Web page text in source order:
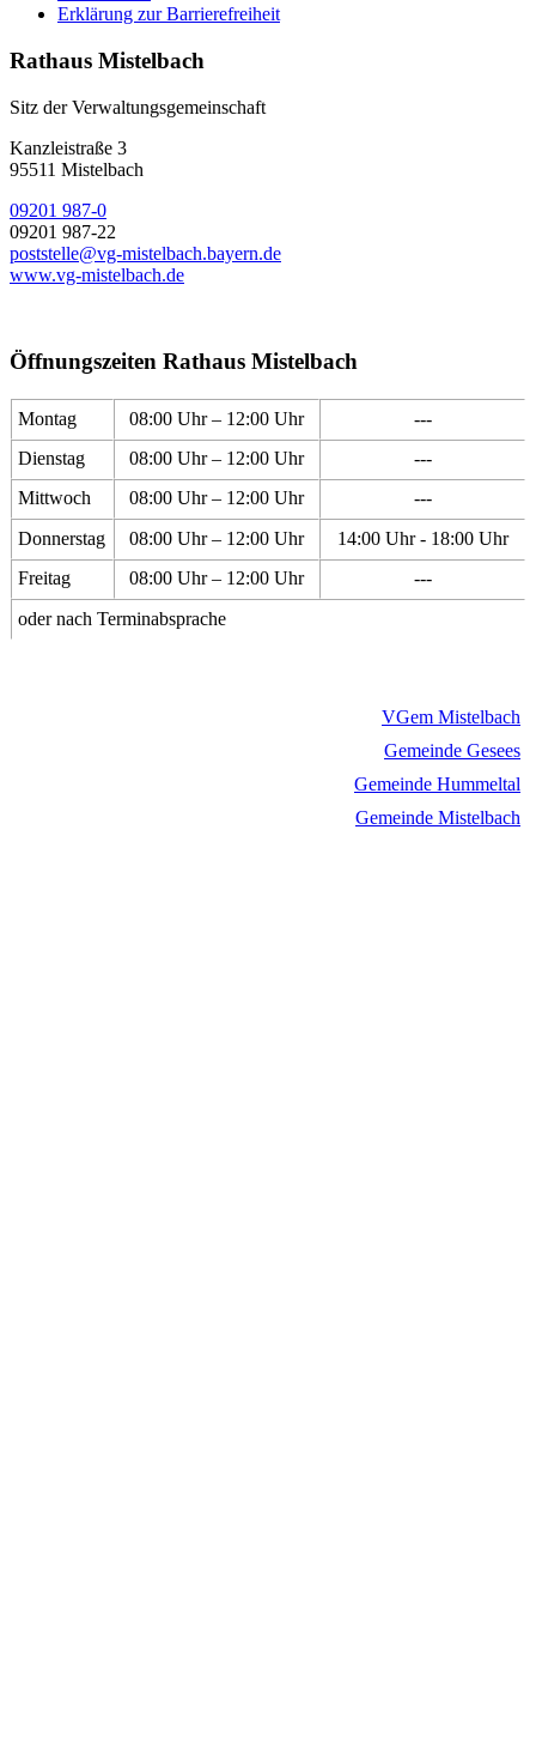
Erklärung zur Barrierefreiheit
Rathaus Mistelbach
Sitz der Verwaltungsgemeinschaft
Kanzleistraße 3
95511 Mistelbach
09201 987-0
09201 987-22
poststelle@vg-mistelbach.bayern.de
www.vg-mistelbach.de
Öffnungszeiten Rathaus Mistelbach
Montag 08:00 Uhr – 12:00 Uhr
---
Dienstag
08:00 Uhr – 12:00 Uhr
---
Mittwoch
08:00 Uhr – 12:00 Uhr
---
Donnerstag
08:00 Uhr – 12:00 Uhr
14:00 Uhr - 18:00 Uhr
Freitag
08:00 Uhr – 12:00 Uhr
---
oder nach Terminabsprache
VGem Mistelbach
Gemeinde Gesees
Gemeinde Hummeltal
Gemeinde Mistelbach